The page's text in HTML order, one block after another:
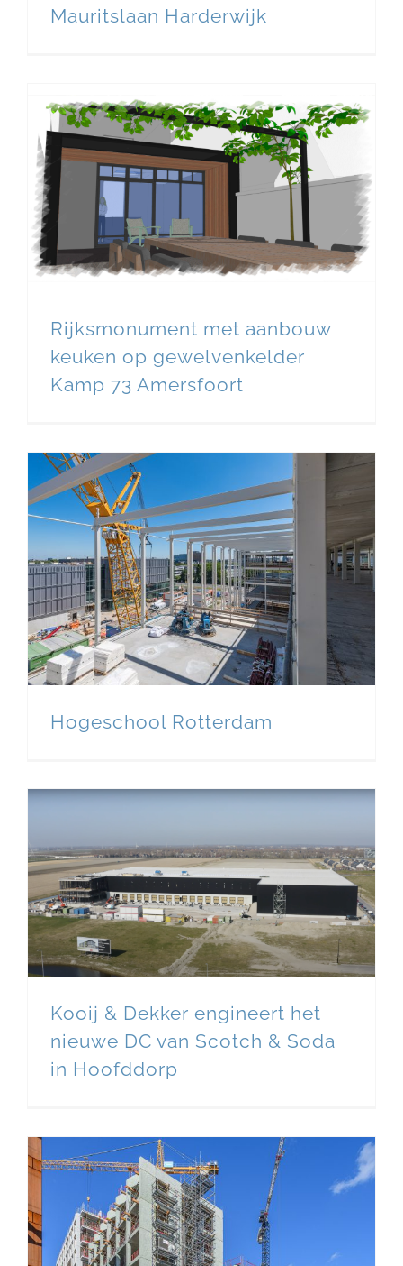
Mauritslaan Harderwijk
Rijksmonument met aanbouw
keuken op gewelvenkelder
Kamp 73 Amersfoort
Hogeschool Rotterdam
Kooij & Dekker engineert het
nieuwe DC van Scotch & Soda
in Hoofddorp